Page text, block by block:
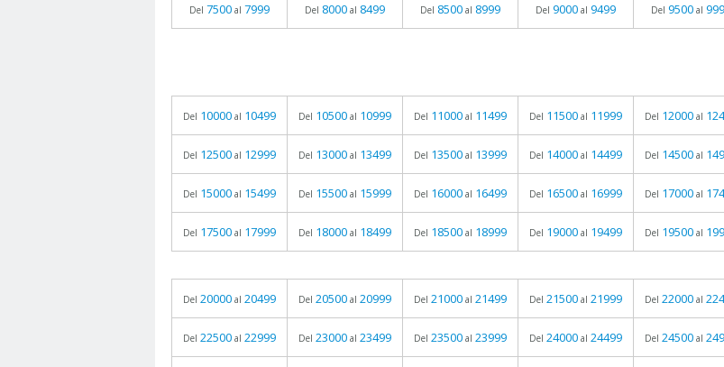
Del 7500 al 7999 Del 8000 al 8499 Del 8500 al 8999 Del 9000 al 9499 Del 9500 al
Del 10000 al 10499 Del 10500 al 10999 Del 11000 al 11499 Del 11500 al 11999 Del 12000 al
Del 12500 al 12999 Del 13000 al 13499 Del 13500 al 13999 Del 14000 al 14499 Del 14500 al
Del 15000 al 15499 Del 15500 al 15999 Del 16000 al 16499 Del 16500 al 16999 Del 17000 al
Del 17500 al 17999 Del 18000 al 18499 Del 18500 al 18999 Del 19000 al 19499 Del 19500 al
Del 20000 al 20499 Del 20500 al 20999 Del 21000 al 21499 Del 21500 al 21999 Del 22000 al
Del 22500 al 22999 Del 23000 al 23499 Del 23500 al 23999 Del 24000 al 24499 Del 24500 al